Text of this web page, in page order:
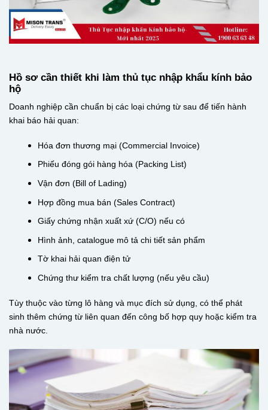
Hồ sơ cần thiết khi làm thủ tục nhập khẩu kính bảo
hộ
Doanh nghiệp cần chuẩn bị các loại chứng từ sau để tiến hành
khai báo hải quan:
Hóa đơn thương mại (Commercial Invoice)
Phiếu đóng gói hàng hóa (Packing List)
Vận đơn (Bill of Lading)
Hợp đồng mua bán (Sales Contract)
Giấy chứng nhận xuất xứ (C/O) nếu có
Hình ảnh, catalogue mô tả chi tiết sản phẩm
Tờ khai hải quan điện tử
Chứng thư kiểm tra chất lượng (nếu yêu cầu)
Tùy thuộc vào từng lô hàng và mục đích sử dụng, có thể phát
sinh thêm chứng từ liên quan đến công bố hợp quy hoặc kiểm tra
nhà nước.